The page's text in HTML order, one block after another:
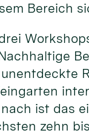
Bereich
ist das
zehn